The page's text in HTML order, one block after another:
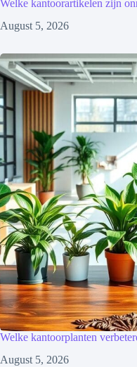
Welke kantoorartikelen zijn
August 5, 2026
Welke kantoorplanten
August 5, 2026